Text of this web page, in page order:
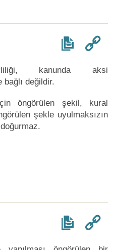
kanunda aksi
değildir.
öngörülen şekil, kural
şekle uyulmaksızın